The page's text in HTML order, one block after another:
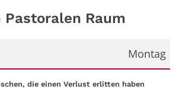
Raum
Montag
2026die einen Verlust erlitten haben